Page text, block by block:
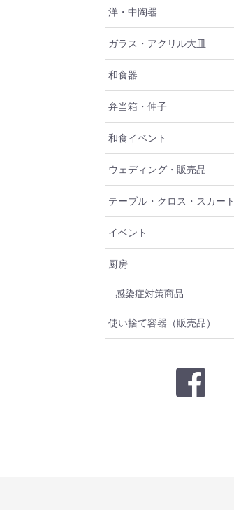
洋・中陶器
ガラス・アクリル大皿
和食器
弁当箱・仲子
和食イベント
ウェディング・販売品
テーブル・クロス・スカート
イベント
厨房
感染症対策商品
使い捨て容器（販売品）